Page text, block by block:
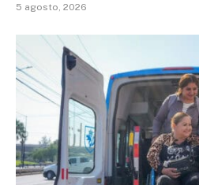
5 agosto, 2026